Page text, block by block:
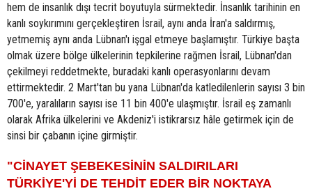
hem de insanlık dışı tecrit boyutuyla sürmektedir. İnsanlık tarihinin en
kanlı soykırımını gerçekleştiren İsrail, aynı anda İran'a saldırmış,
yetmemiş aynı anda Lübnan'ı işgal etmeye başlamıştır. Türkiye başta
olmak üzere bölge ülkelerinin tepkilerine rağmen İsrail, Lübnan'dan
çekilmeyi reddetmekte, buradaki kanlı operasyonlarını devam
ettirmektedir. 2 Mart'tan bu yana Lübnan'da katledilenlerin sayısı 3 bin
700'e, yaralıların sayısı ise 11 bin 400'e ulaşmıştır. İsrail eş zamanlı
olarak Afrika ülkelerini ve Akdeniz'i istikrarsız hâle getirmek için de
sinsi bir çabanın içine girmiştir.
"CİNAYET ŞEBEKESİNİN SALDIRILARI
TÜRKİYE'Yİ DE TEHDİT EDER BİR NOKTAYA